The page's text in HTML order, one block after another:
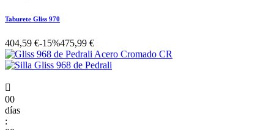
Taburete Gliss 970
404,59 €-15%475,99 €

00
días
: